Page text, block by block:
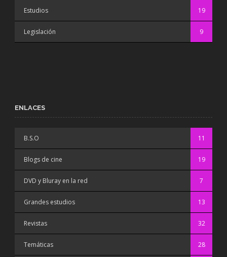
Estudios 19
Legislación 9
ENLACES
B.S.O 11
Blogs de cine 19
DVD y Bluray en la red 7
Grandes estudios 13
Revistas 32
Temáticas 28